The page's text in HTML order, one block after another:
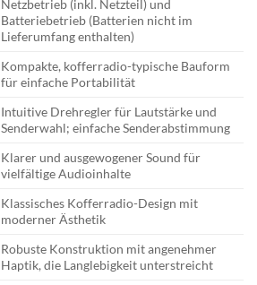
Netzbetrieb (inkl. Netzteil) und
Batteriebetrieb (Batterien nicht im
Lieferumfang enthalten)
Kompakte, kofferradio-typische Bauform
für einfache Portabilität
Intuitive Drehregler für Lautstärke und
Senderwahl; einfache Senderabstimmung
Klarer und ausgewogener Sound für
vielfältige Audioinhalte
Klassisches Kofferradio-Design mit
moderner Ästhetik
Robuste Konstruktion mit angenehmer
Haptik, die Langlebigkeit unterstreicht